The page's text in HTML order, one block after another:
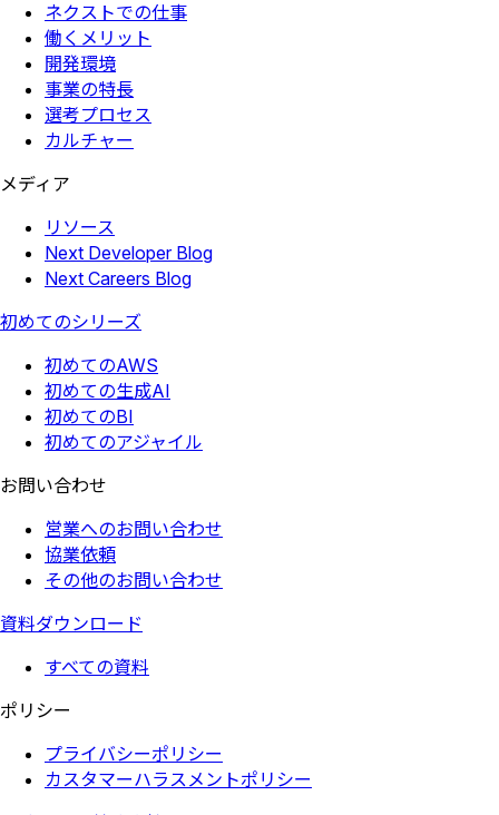
ネクストでの仕事
働くメリット
開発環境
事業の特長
選考プロセス
カルチャー
メディア
リソース
Next Developer Blog
Next Careers Blog
初めてのシリーズ
初めてのAWS
初めての生成AI
初めてのBI
初めてのアジャイル
お問い合わせ
営業へのお問い合わせ
協業依頼
その他のお問い合わせ
資料ダウンロード
すべての資料
ポリシー
プライバシーポリシー
カスタマーハラスメントポリシー